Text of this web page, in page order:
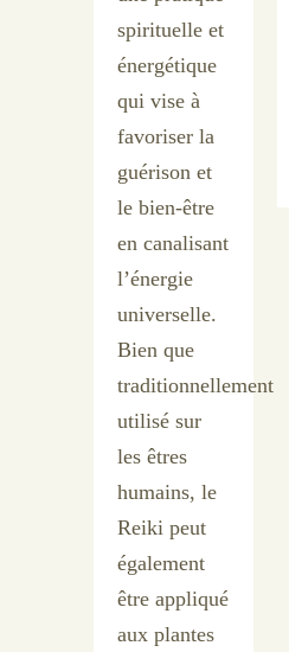
spirituelle et
énergétique
qui vise à
favoriser la
guérison et
le bien-être
en canalisant
l’énergie
universelle.
Bien que
traditionnellement
utilisé sur
les êtres
humains, le
Reiki peut
également
être appliqué
aux plantes